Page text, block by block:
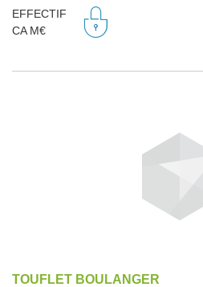
EFFECTIF
CA M€
TOUFLET BOULANGER